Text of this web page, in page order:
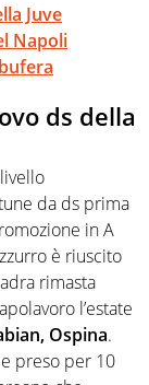
Juve
Napoli
ds della
da ds prima
in A
è riuscito
rimasta
l’estate
Ospina.
e preso per 10